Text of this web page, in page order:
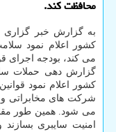
محافظت کند.
به گزارش خبر گزاری
کشور اعلام نمود
می کند، بودجه اجرای
گزارش دهی حملات
کشور اعلام نمود
شرکت های مخابراتی
می شود. همین طور
امنیت سایبری